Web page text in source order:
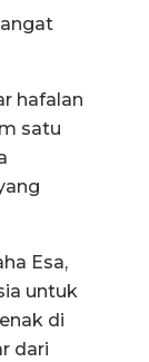
hafalan
satu
Esa,
untuk
di
dari